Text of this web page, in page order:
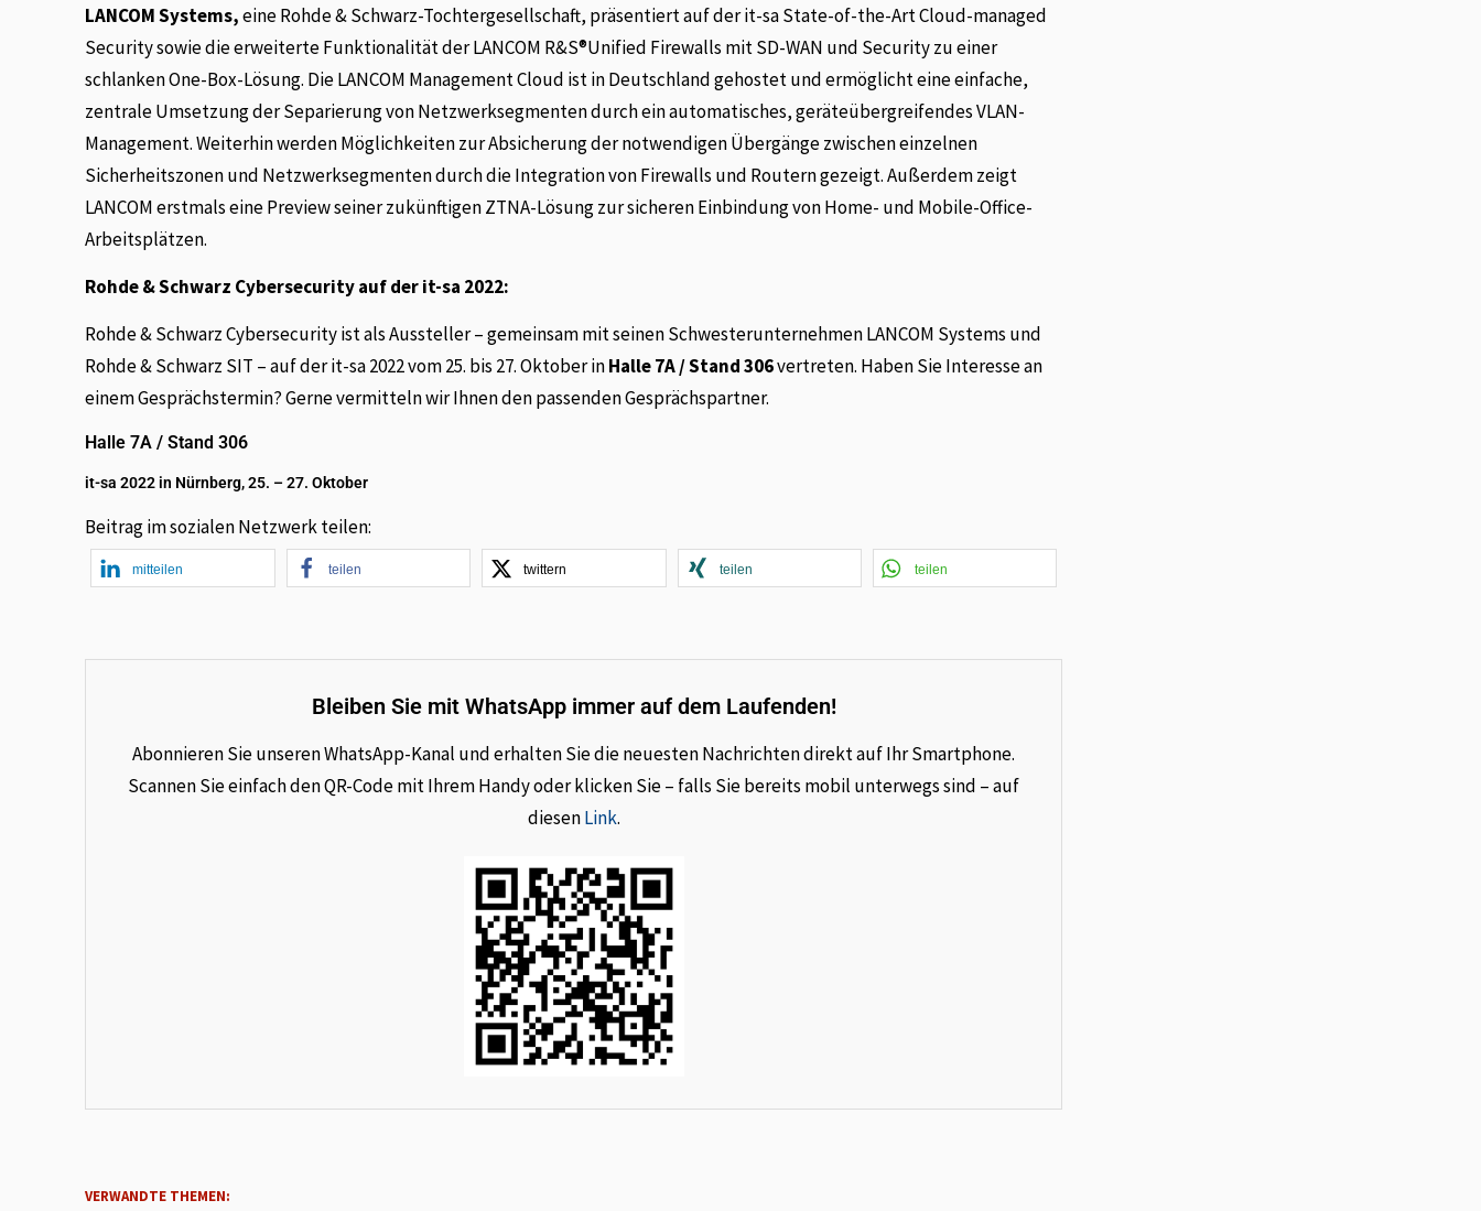
LANCOM Systems,eine Rohde & Schwarz-Tochtergesellschaft, präsentiert auf der it-sa State-of-the-Art Cloud-managed
Security sowie die erweiterte Funktionalität der LANCOM R&S®Unified Firewalls mit SD-WAN und Security zu einer
schlanken One-Box-Lösung. Die LANCOM Management Cloud ist in Deutschland gehostet und ermöglicht eine einfache,
zentrale Umsetzung der Separierung von Netzwerksegmenten durch ein automatisches, geräteübergreifendes VLAN-
Management. Weiterhin werden Möglichkeiten zur Absicherung der notwendigen Übergänge zwischen einzelnen
Sicherheitszonen und Netzwerksegmenten durch die Integration von Firewalls und Routern gezeigt. Außerdem zeigt
LANCOM erstmals eine Preview seiner zukünftigen ZTNA-Lösung zur sicheren Einbindung von Home- und Mobile-Office-
Arbeitsplätzen.
Rohde & Schwarz Cybersecurity auf der it-sa 2022:
Rohde & Schwarz Cybersecurity ist als Aussteller – gemeinsam mit seinen Schwesterunternehmen LANCOM Systems und
Rohde & Schwarz SIT – auf der it-sa 2022 vom 25. bis 27. Oktober inHalle 7A / Stand 306vertreten. Haben Sie Interesse an
einem Gesprächstermin? Gerne vermitteln wir Ihnen den passenden Gesprächspartner.
Halle 7A / Stand 306
it-sa 2022 in Nürnberg, 25. – 27. Oktober
Beitrag im sozialen Netzwerk teilen:
mitteilen teilen twittern teilen teilen
Bleiben Sie mit WhatsApp immer auf dem Laufenden!
Abonnieren Sie unseren WhatsApp-Kanal und erhalten Sie die neuesten Nachrichten direkt auf Ihr Smartphone.
Scannen Sie einfach den QR-Code mit Ihrem Handy oder klicken Sie – falls Sie bereits mobil unterwegs sind – auf
diesenLink.
VERWANDTE THEMEN: